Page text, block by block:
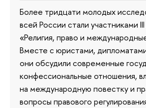
Более тридцати молодых
всей России стали участниками
«Религия, право и
Вместе с юристами,
они обсудили современные
конфессиональные отношения,
на международную повестку и
вопросы правового